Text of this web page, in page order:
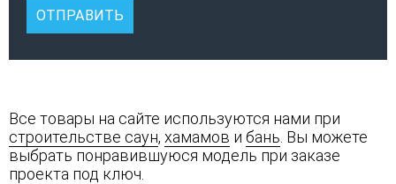
Все товары на сайте используются нами при
строительстве саун, хамамов и бань . Вы можете
выбрать понравившуюся модель при заказе
проекта под ключ.